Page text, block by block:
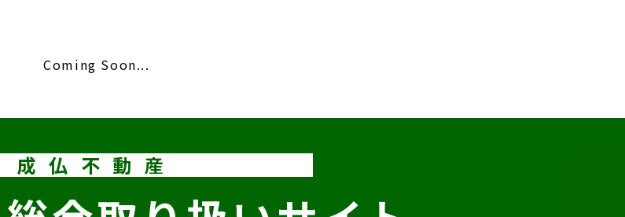
Coming Soon...
成仏不動産